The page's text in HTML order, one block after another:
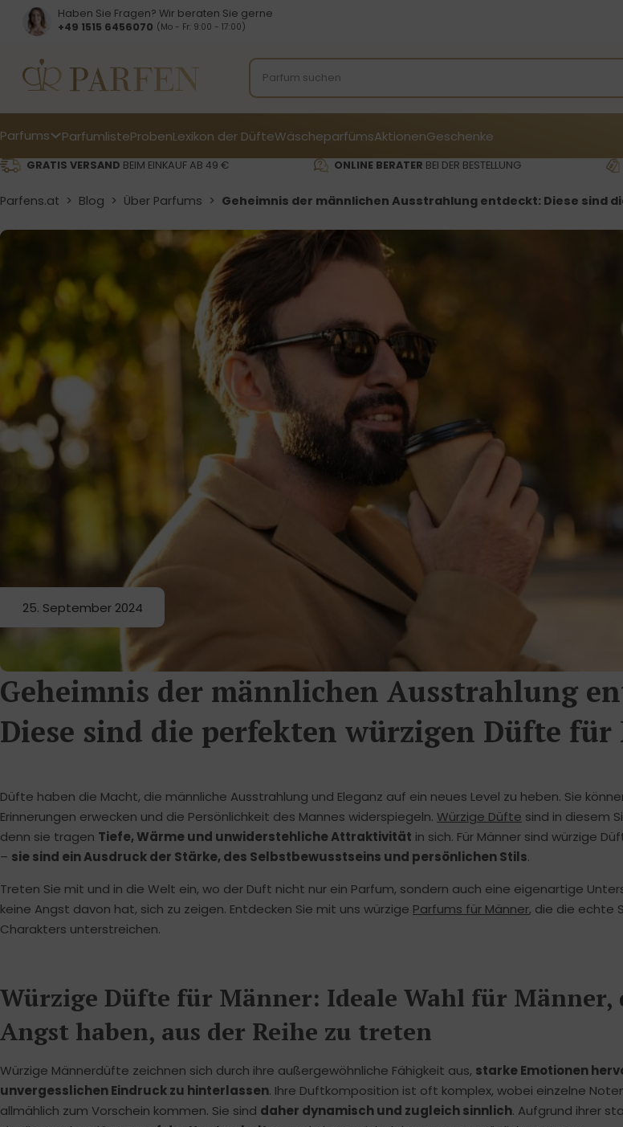
Haben Sie Fragen? Wir beraten Sie gerne
+49 1515 6456070 (Mo - Fr: 9:00 - 17:00)
Parfums ParfumlisteProbenLexikon der DüfteWäscheparfümsAktionenGeschenke
GRATIS VERSAND BEIM EINKAUF AB 49 € ONLINE BERATER BEI DER BESTELLUNG
Parfens.at > Blog > Über Parfums > Geheimnis der männlichen Ausstrahlung entdeckt: Diese sind
25. September 2024
Geheimnis der männlichen Ausstrahlung
Diese sind die perfekten würzigen Düfte für
Düfte haben die Macht, die männliche Ausstrahlung und Eleganz auf ein neues Level zu heben. Sie
Erinnerungen erwecken und die Persönlichkeit des Mannes widerspiegeln. Würzige Düfte sind in diesem
denn sie tragen Tiefe, Wärme und unwiderstehliche Attraktivität in sich. Für Männer sind würzige
– sie sind ein Ausdruck der Stärke, des Selbstbewusstseins und persönlichen Stils.
Treten Sie mit und in die Welt ein, wo der Duft nicht nur ein Parfum, sondern auch eine eigenartige
keine Angst davon hat, sich zu zeigen. Entdecken Sie mit uns würzige Parfums für Männer, die die echte
Charakters unterstreichen.
Würzige Düfte für Männer: Ideale Wahl für Männer,
Angst haben, aus der Reihe zu treten
Würzige Männerdüfte zeichnen sich durch ihre außergewöhnliche Fähigkeit aus, starke Emotionen
unvergesslichen Eindruck zu hinterlassen. Ihre Duftkomposition ist oft komplex, wobei einzelne
allmählich zum Vorschein kommen. Sie sind daher dynamisch und zugleich sinnlich. Aufgrund ihrer